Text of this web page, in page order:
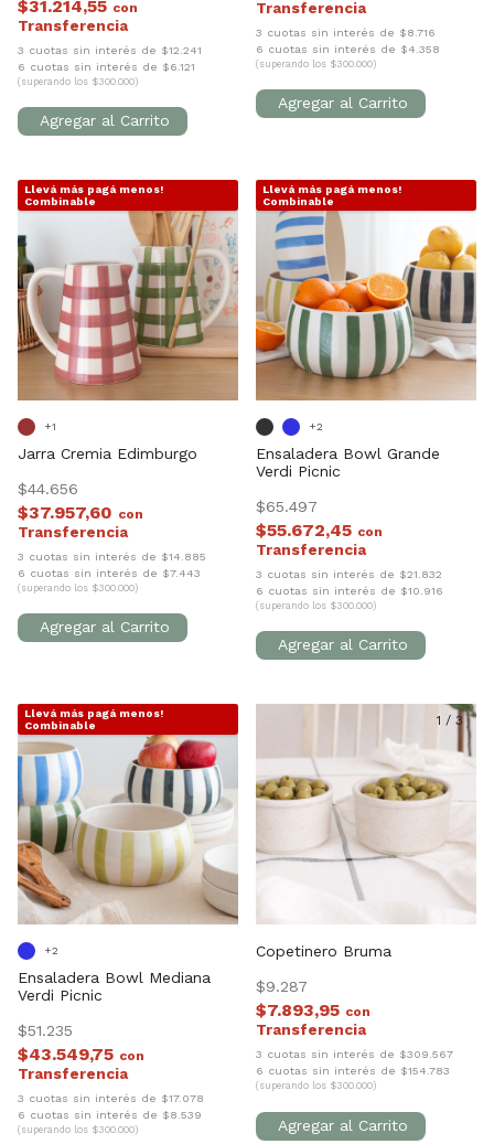
$31.214,55 con
3 cuotas sin interés de $12.241
6 cuotas sin interés de $6.121
(superando los $300.000)
3 cuotas sin interés de $8.716
6 cuotas sin interés de $4.358
(superando los $300.000)
Llevá más pagá menos!
Combinable
Jarra Cremia Edimburgo
$44.656
$37.957,60 con
3 cuotas sin interés de $14.885
6 cuotas sin interés de $7.443
(superando los $300.000)
+1
Llevá más pagá menos!
Combinable
Ensaladera Bowl Grande
Verdi Picnic
$65.497
$55.672,45 con
3 cuotas sin interés de $21.832
6 cuotas sin interés de $10.916
(superando los $300.000)
+2
Llevá más pagá menos!
Combinable
Ensaladera Bowl Mediana
Verdi Picnic
$51.235
$43.549,75 con
3 cuotas sin interés de $17.078
6 cuotas sin interés de $8.539
(superando los $300.000)
+2
1 / 3
Copetinero Bruma
$9.287
$7.893,95 con
3 cuotas sin interés de $309.567
6 cuotas sin interés de $154.783
(superando los $300.000)